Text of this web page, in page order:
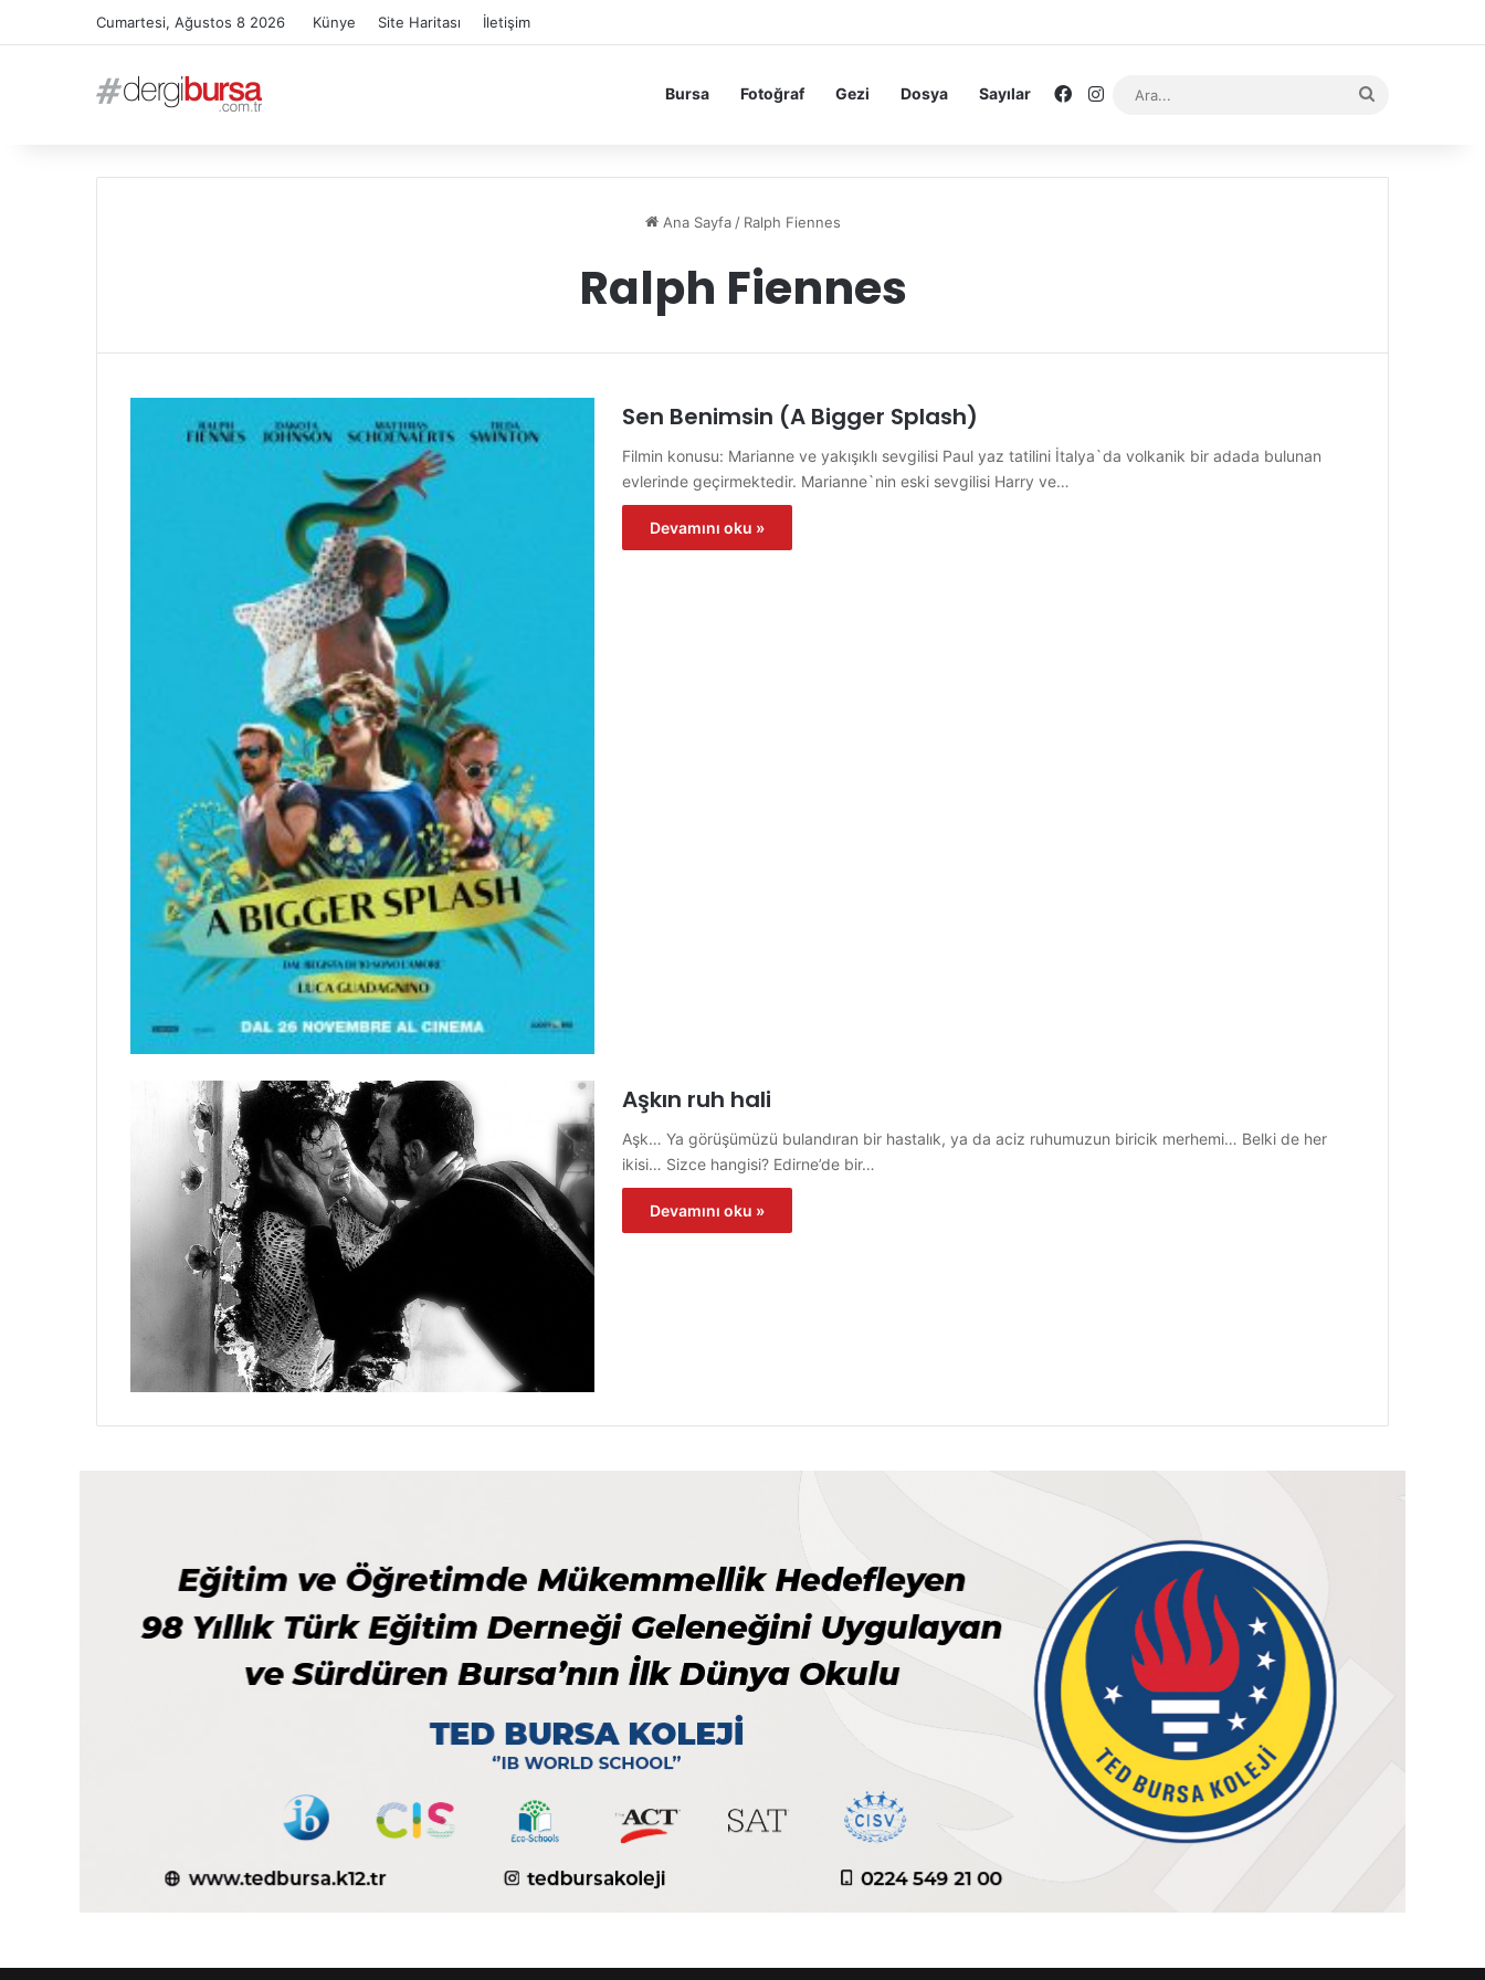
Cumartesi, Ağustos 8 2026 Künye Site Haritası İletişim
Bursa Fotoğraf Gezi Dosya Sayılar Facebook
Instagram
Ana Sayfa / Ralph Fiennes
Ralph Fiennes
Sen Benimsin (A Bigger Splash)
Filmin konusu: Marianne ve yakışıklı sevgilisi Paul yaz tatilini İtalya`da volkanik bir adada bulunan
evlerinde geçirmektedir. Marianne`nin eski sevgilisi Harry ve…
Devamını oku »
Aşkın ruh hali
Aşk… Ya görüşümüzü bulandıran bir hastalık, ya da aciz ruhumuzun biricik merhemi… Belki de her
ikisi… Sizce hangisi? Edirne’de bir…
Devamını oku »